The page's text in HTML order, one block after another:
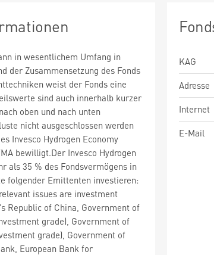
in wesentlichem Umfang in
der Zusammensetzung des Fonds
weist der Fonds eine
sind auch innerhalb kurzer
oben und nach unten
nicht ausgeschlossen werden
Invesco Hydrogen Economy
bewilligt.Der Invesco Hydrogen
als 35 % des Fondsvermögens in
folgender Emittenten investieren:
issues are investment
Republic of China, Government of
grade), Government of
grade), Government of
European Bank for
KAG
Adresse
Internet
E-Mail